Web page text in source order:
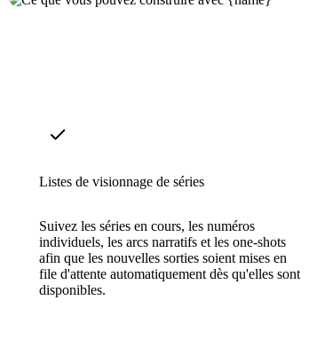
Listes de visionnage de séries
Suivez les séries en cours, les numéros
individuels, les arcs narratifs et les one-shots
afin que les nouvelles sorties soient mises en
file d'attente automatiquement dès qu'elles sont
disponibles.